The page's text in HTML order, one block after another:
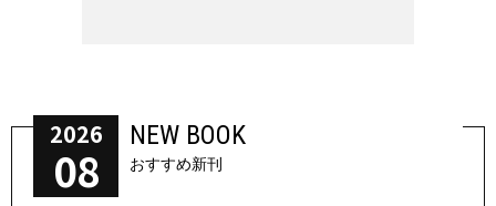
2026
08
NEW BOOK
おすすめ新刊